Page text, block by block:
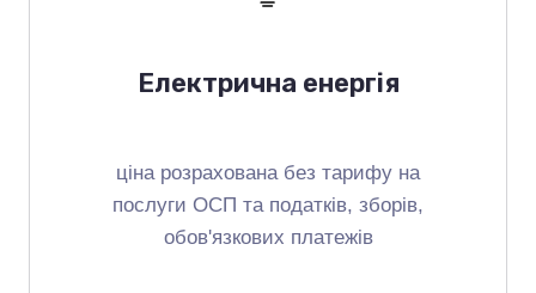
Електрична енергія
ціна розрахована без тарифу на
послуги ОСП та податків, зборів,
обов'язкових платежів